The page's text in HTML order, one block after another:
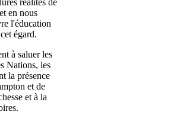
en nous
l'éducation
égard.
à saluer les
Nations, les
la présence
et de
et à la